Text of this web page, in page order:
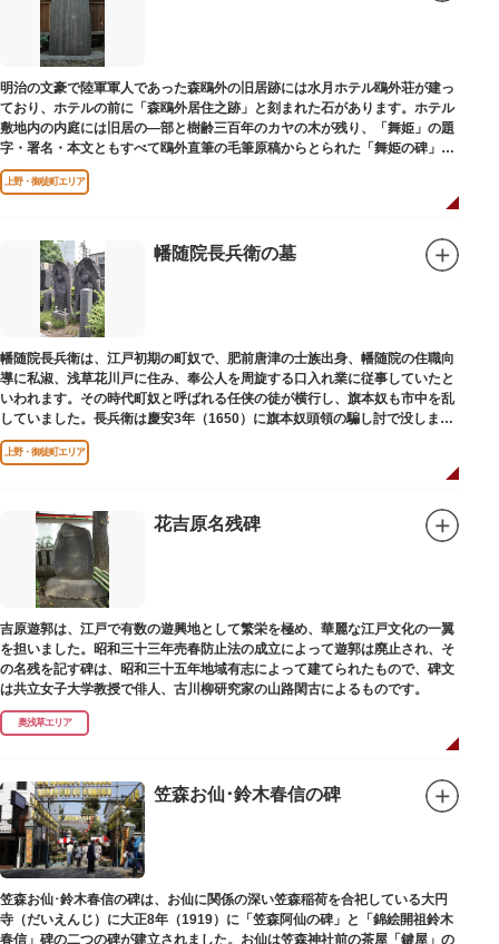
明治の文豪で陸軍軍人であった森鴎外の旧居跡には水月ホテル鴎外荘が建っ
ており、ホテルの前に「森鴎外居住之跡」と刻まれた石があります。ホテル
敷地内の内庭には旧居の―部と樹齢三百年のカヤの木が残り、「舞姫」の題
字・署名・本文ともすべて鴎外直筆の毛筆原稿からとられた「舞姫の碑」の
文学碑も建っています。
上野・御徒町エリア
幡随院長兵衛の墓
幡随院長兵衛は、江戸初期の町奴で、肥前唐津の士族出身、幡随院の住職向
導に私淑、浅草花川戸に住み、奉公人を周旋する口入れ業に従事していたと
いわれます。その時代町奴と呼ばれる任侠の徒が横行し、旗本奴も市中を乱
していました。長兵衛は慶安3年（1650）に旗本奴頭領の騙し討で没しまし
た。お墓は源空寺（げんくうじ）にあります。
上野・御徒町エリア
花吉原名残碑
吉原遊郭は、江戸で有数の遊興地として繁栄を極め、華麗な江戸文化の一翼
を担いました。昭和三十三年売春防止法の成立によって遊郭は廃止され、そ
の名残を記す碑は、昭和三十五年地域有志によって建てられたもので、碑文
は共立女子大学教授で俳人、古川柳研究家の山路閑古によるものです。
奥浅草エリア
笠森お仙･鈴木春信の碑
笠森お仙･鈴木春信の碑は、お仙に関係の深い笠森稲荷を合祀している大円
寺（だいえんじ）に大正8年（1919）に「笠森阿仙の碑」と「錦絵開祖鈴木
春信」碑の二つの碑が建立されました。お仙は笠森神社前の茶屋「鍵屋」の